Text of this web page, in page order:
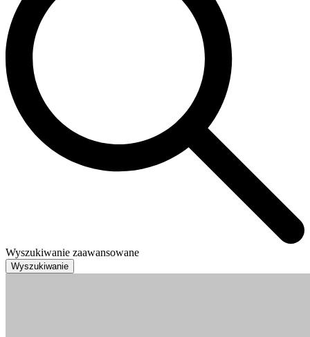
Wyszukiwanie zaawansowane
Wyszukiwanie